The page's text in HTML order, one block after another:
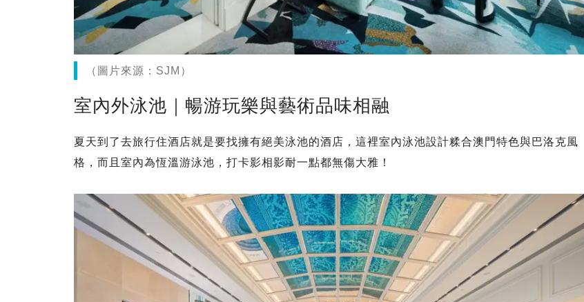
（圖片來源：SJM）
室內外泳池｜暢游玩樂與藝術品味相融
夏天到了去旅行住酒店就是要找擁有絕美泳池的酒店，這裡室內泳池設計糅合澳門特色與巴洛克風
格，而且室內為恆溫游泳池，打卡影相影耐一點都無傷大雅！